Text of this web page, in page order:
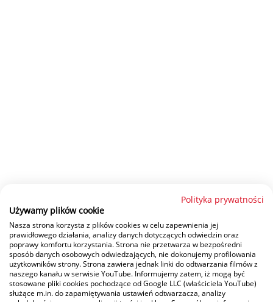
Polityka prywatności
Używamy plików cookie
Nasza strona korzysta z plików cookies w celu zapewnienia jej
prawidłowego działania, analizy danych dotyczących odwiedzin oraz
poprawy komfortu korzystania. Strona nie przetwarza w bezpośredni
sposób danych osobowych odwiedzających, nie dokonujemy profilowania
użytkowników strony. Strona zawiera jednak linki do odtwarzania filmów z
naszego kanału w serwisie YouTube. Informujemy zatem, iż mogą być
stosowane pliki cookies pochodzące od Google LLC (właściciela YouTube)
służące m.in. do zapamiętywania ustawień odtwarzacza, analizy